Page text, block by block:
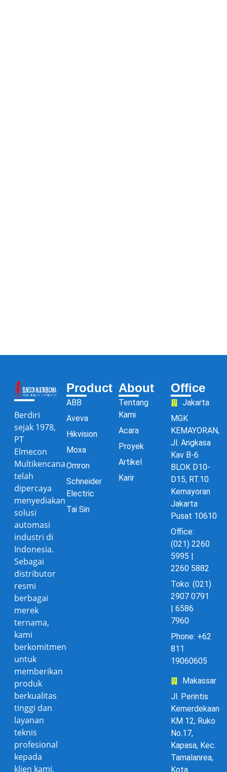
Berdiri
sejak 1978,
PT
Elmecon
Multikencana
telah
dipercaya
menyediakan
solusi
automasi
industri di
Indonesia.
Sebagai
distributor
resmi
berbagai
merek
ternama,
kami
berkomitmen
untuk
memberikan
produk
berkualitas
tinggi dan
layanan
teknis
profesional
kepada
klien kami.
Product
ABB
Aveva
Hikvision
Moxa
Omron
Schneider
Electric
Tai Sin
About
Tentang
Kami
Acara
Proyek
Artikel
Karir
Office
Jakarta
MGK
KEMAYORAN,
Jl. Angkasa
Kav B-6
BLOK D10-
D15, RT.10
Kemayoran
Jakarta
Pusat 10610
Office:
(021) 2260
5995 |
2260 5882
Toko: (021)
2907 0791
| 6586
7960
Phone: +62
811
19060605
Makassar
Jl. Perintis
Kemerdekaan
KM 12, Ruko
No.17,
Kapasa, Kec.
Tamalanrea,
Kota